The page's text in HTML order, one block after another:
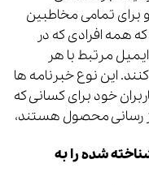
برای تمامی مخاطبین
همه افرادی که در
مرتبط با هر
کنند. این نوع خبرنامه ها
خود برای کسانی که
رسانی محصول هستند،
شده را به